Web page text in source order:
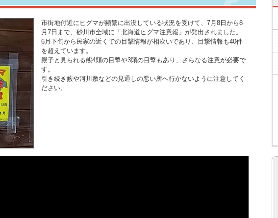
市街地付近にヒグマが頻繁に出没している状況を受けて、7月8日から8
月7日まで、砂川市全域に「北海道ヒグマ注意報」が発出されました。
6月下旬から民家の近くでの目撃情報が相次いであり、目撃情報も40件
を超えています。
親子と見られる熊4頭の目撃や3頭の目撃もあり、さらなる注意が必要で
す。
引き続き藪や河川敷などの見通しの悪い所へ行かないように注意してく
ださい。